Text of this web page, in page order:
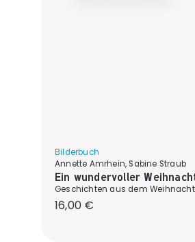
Bilderbuch
Annette Amrhein, Sabine Straub
Ein wundervoller
Geschichten aus dem
Regulärer Preis:
16,00 €